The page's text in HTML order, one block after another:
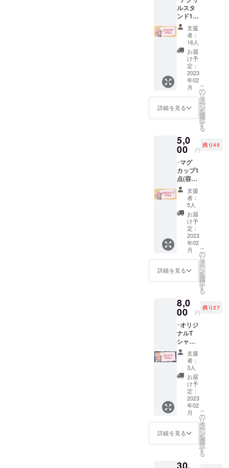
してく
ださい
前を読
み上げ
※備考欄
にお名
前のご
記入を
してく
れた方
限定 ※
希望さ
れない
場合は
名前を
ルスタ
ンド1点
(13cm×
10cm予
定)(新規
描き下
ろしイ
ラスト)
･スマホ
&PC用
壁紙 ･プ
ロジェ
クト進
展の様
子を(活
にて) ･
クラ
ファン
プロ
ジェク
トあり
がとう
生配信
でお名
前を読
み上げ
※備考欄
にお名
前のご
記入を
してく
れた方
場合は
名前を
匿名と
してく
ださい
支援
者：
16人
お届
け予
定：
2023
年02
月
詳細を見る
こ
の
リ
タ
ー
ン
を
選
択
す
る
5,0
00 円
残り45
･マグ
カップ1
点(容量
200ml)
(新規描
き下ろ
しイラ
スト) ･
スマホ
&PC用
壁紙 ･プ
ロジェ
クト進
展の様
子を(活
動報告
クラ
ファン
プロ
ジェク
トあり
がとう
生配信
でお名
前を読
み上げ
※備考欄
にお名
前のご
記入を
してく
れた方
限定 ※
名前を
支援
者：
5人
お届
け予
定：
2023
年02
月
詳細を見る
こ
の
リ
タ
ー
ン
を
選
択
す
る
8,0
00 円
残り27
･オリジ
ナルT
シャツ1
点 (サイ
ズS.M.L
から選
択可)(白
地+新規
描き下
ろしイ
ラスト)
･スマホ
&PC用
壁紙 ･プ
ロジェ
クト進
子を(活
支援
者：
3人
お届
け予
定：
2023
年02
月
詳細を見る
こ
の
リ
タ
ー
ン
を
選
択
す
る
30,